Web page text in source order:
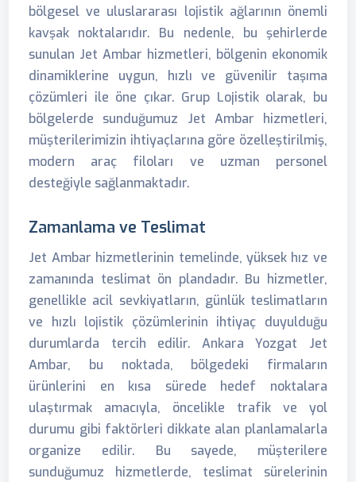
bölgesel ve uluslararası lojistik ağlarının önemli
kavşak noktalarıdır. Bu nedenle, bu şehirlerde
sunulan Jet Ambar hizmetleri, bölgenin ekonomik
dinamiklerine uygun, hızlı ve güvenilir taşıma
çözümleri ile öne çıkar. Grup Lojistik olarak, bu
bölgelerde sunduğumuz Jet Ambar hizmetleri,
müşterilerimizin ihtiyaçlarına göre özelleştirilmiş,
modern araç filoları ve uzman personel
desteğiyle sağlanmaktadır.
Zamanlama ve Teslimat
Jet Ambar hizmetlerinin temelinde, yüksek hız ve
zamanında teslimat ön plandadır. Bu hizmetler,
genellikle acil sevkiyatların, günlük teslimatların
ve hızlı lojistik çözümlerinin ihtiyaç duyulduğu
durumlarda tercih edilir. Ankara Yozgat Jet
Ambar, bu noktada, bölgedeki firmaların
ürünlerini en kısa sürede hedef noktalara
ulaştırmak amacıyla, öncelikle trafik ve yol
durumu gibi faktörleri dikkate alan planlamalarla
organize edilir. Bu sayede, müşterilere
sunduğumuz hizmetlerde, teslimat sürelerinin